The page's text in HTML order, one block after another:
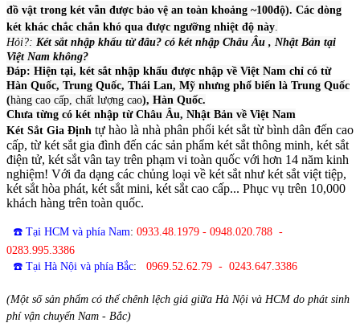
đồ vật trong két vẫn được bảo vệ an toàn khoảng ~100độ). Các dòng
két khác chắc chắn khó qua được ngưỡng nhiệt độ này
Hỏi?: Két sắt nhập khẩu từ đâu? có két nhập Châu Âu , Nhật Bản tại
Việt Nam không?
Đáp: Hiện tại, két sắt nhập khẩu được nhập về Việt Nam chỉ có từ
Hàn Quốc, Trung Quốc, Thái Lan, Mỹ nhưng phổ biến là Trung Quốc
(hàng cao cấp, chất lượng cao), Hàn Quốc.
Chưa từng có két nhập từ Châu Âu, Nhật Bản về Việt Nam
Két Sắt Gia Định tự hào là nhà phân phối két sắt từ bình dân đến cao
cấp, từ két sắt gia đình đến các sản phẩm két sắt thông minh, két sắt
điện tử, két sắt vân tay trên phạm vi toàn quốc với hơn 14 năm kinh
nghiệm! Với đa dạng các chủng loại về két sắt như két sắt việt tiệp,
két sắt hòa phát, két sắt mini, két sắt cao cấp... Phục vụ trên 10,000
khách hàng trên toàn quốc.
☎️ Tại HCM và phía Nam: 0933.48.1979 - 0948.020.788 -
0283.995.3386
☎️ Tại Hà Nội và phía Bắc: 0969.52.62.79 - 0243.647.3386
(Một số sản phẩm có thể chênh lệch giá giữa Hà Nội và HCM do phát sinh
phí vận chuyển Nam - Bắc)